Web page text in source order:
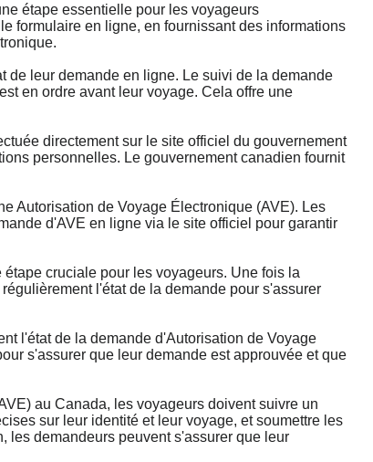
étape essentielle pour les voyageurs
formulaire en ligne, en fournissant des informations
de leur demande en ligne. Le suivi de la demande
en ordre avant leur voyage. Cela offre une
directement sur le site officiel du gouvernement
personnelles. Le gouvernement canadien fournit
Autorisation de Voyage Électronique (AVE). Les
d'AVE en ligne via le site officiel pour garantir
cruciale pour les voyageurs. Une fois la
l'état de la demande pour s'assurer
l'état de la demande d'Autorisation de Voyage
s'assurer que leur demande est approuvée et que
au Canada, les voyageurs doivent suivre un
sur leur identité et leur voyage, et soumettre les
les demandeurs peuvent s'assurer que leur